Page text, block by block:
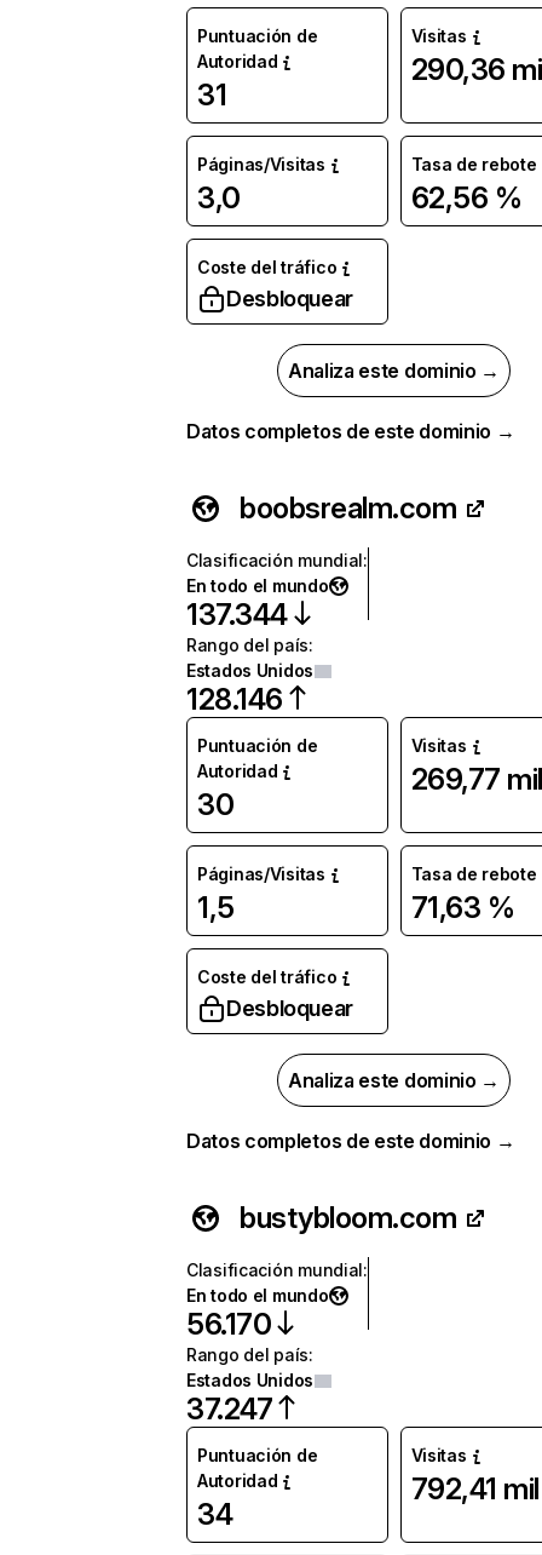
Puntuación de
Autoridad
31
Visitas
290,36
Páginas/Visitas
3,0
Tasa de rebote
62,56 %
Coste del tráfico
Desbloquear
Analiza este dominio →
Datos completos de este dominio →
boobsrealm.com
Clasificación mundial:
En todo el mundo
137.344
Rango del país:
Estados Unidos
128.146
Puntuación de
Autoridad
30
Visitas
269,77 mil
Páginas/Visitas
1,5
Tasa de rebote
71,63 %
Coste del tráfico
Desbloquear
Analiza este dominio →
Datos completos de este dominio →
bustybloom.com
Clasificación mundial:
En todo el mundo
56.170
Rango del país:
Estados Unidos
37.247
Puntuación de
Autoridad
34
Visitas
792,41 mil